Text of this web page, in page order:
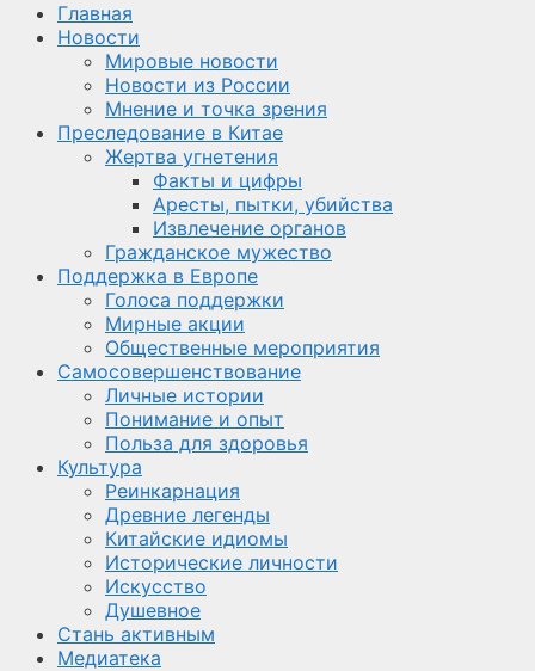
Главная
Новости
Мировые новости
Новости из России
Мнение и точка зрения
Преследование в Китае
Жертва угнетения
Факты и цифры
Аресты, пытки, убийства
Извлечение органов
Гражданское мужество
Поддержка в Европе
Голоса поддержки
Мирные акции
Общественные мероприятия
Самосовершенствование
Личные истории
Понимание и опыт
Польза для здоровья
Культура
Реинкарнация
Древние легенды
Китайские идиомы
Исторические личности
Искусство
Душевное
Стань активным
Медиатека